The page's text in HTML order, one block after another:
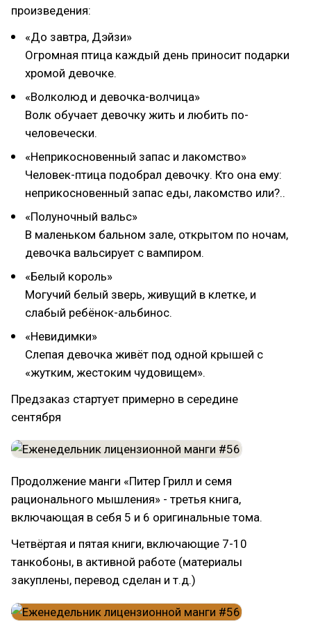
произведения:
«До завтра, Дэйзи»
Огромная птица каждый день приносит подарки
хромой девочке.
«Волколюд и девочка-волчица»
Волк обучает девочку жить и любить по-
человечески.
«Неприкосновенный запас и лакомство»
Человек-птица подобрал девочку. Кто она ему:
неприкосновенный запас еды, лакомство или?..
«Полуночный вальс»
В маленьком бальном зале, открытом по ночам,
девочка вальсирует с вампиром.
«Белый король»
Могучий белый зверь, живущий в клетке, и
слабый ребёнок-альбинос.
«Невидимки»
Слепая девочка живёт под одной крышей с
«жутким, жестоким чудовищем».
Предзаказ стартует примерно в середине
сентября
Продолжение манги «Питер Грилл и семя
рационального мышления» - третья книга,
включающая в себя 5 и 6 оригинальные тома.
Четвёртая и пятая книги, включающие 7-10
танкобоны, в активной работе (материалы
закуплены, перевод сделан и т.д.)